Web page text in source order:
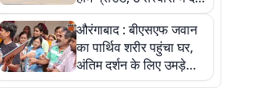
नए स्टेडियम की पूरी कहानी
औरंगाबाद : बीएसएफ जवान
का पार्थिव शरीर पहुंचा घर,
अंतिम दर्शन के लिए उमड़े
लोग